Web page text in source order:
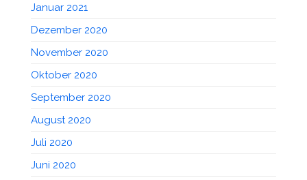
Januar 2021
Dezember 2020
November 2020
Oktober 2020
September 2020
August 2020
Juli 2020
Juni 2020